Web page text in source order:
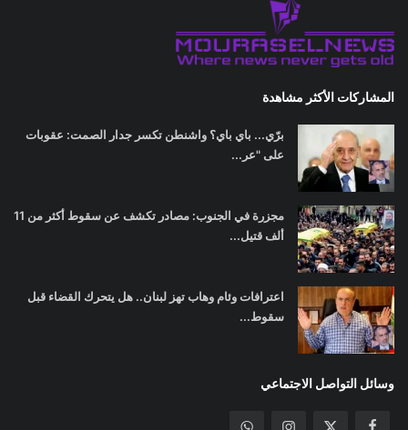
المشاركات الأكثر مشاهدة
برّي... باي باي؟ واشنطن تكسر جدار الصمت: عقوبات
على "عر...
مجزرة في الجنوب: مصادر تكشف عن سقوط أكثر من 11
ألف قتيل...
اعترافات وئام وهاب تهز لبنان.. هل يتحرك القضاء قبل
سقوط...
وسائل التواصل الاجتماعي